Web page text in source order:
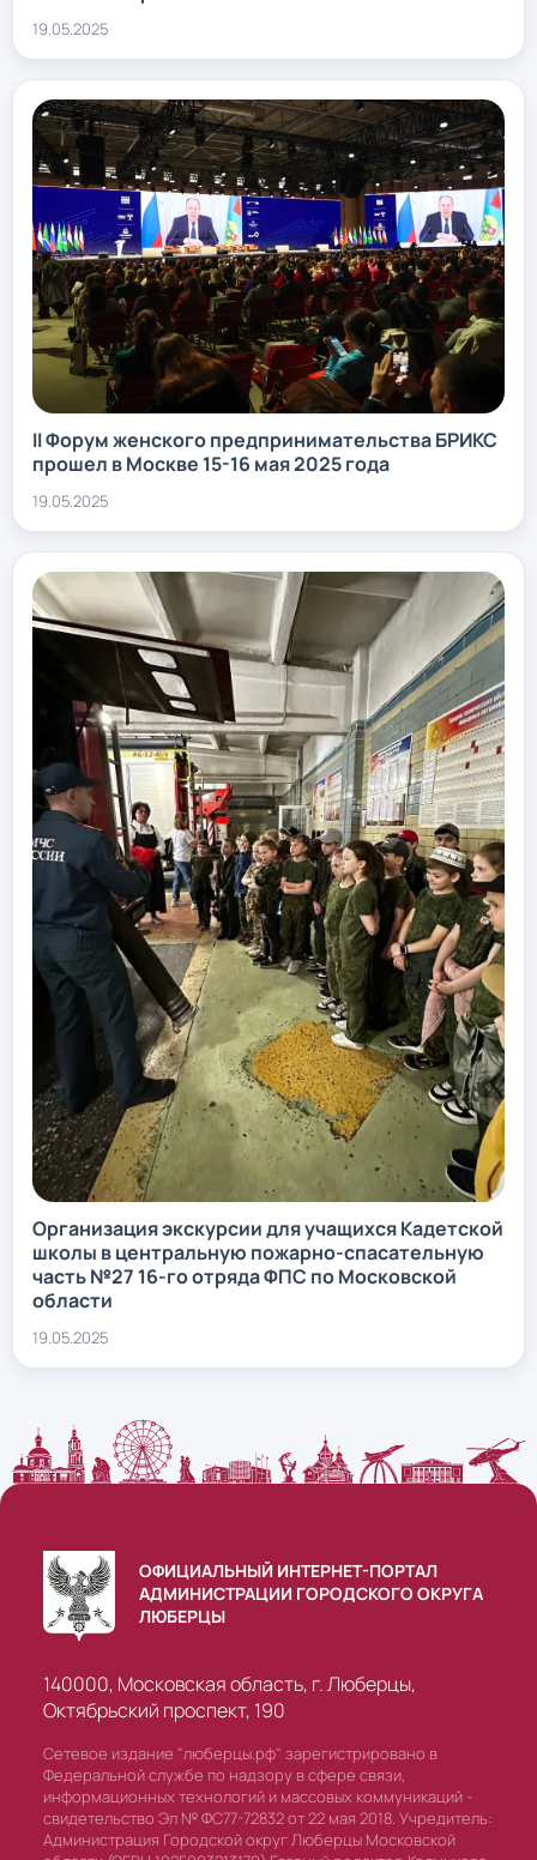
19.05.2025
II Форум женского предпринимательства БРИКС
прошел в Москве 15-16 мая 2025 года
19.05.2025
Организация экскурсии для учащихся Кадетской
школы в центральную пожарно-спасательную
часть №27 16-го отряда ФПС по Московской
области
19.05.2025
ОФИЦИАЛЬНЫЙ ИНТЕРНЕТ-ПОРТАЛ
АДМИНИСТРАЦИИ ГОРОДСКОГО ОКРУГА
ЛЮБЕРЦЫ
140000, Московская область, г. Люберцы,
Октябрьский проспект, 190
Сетевое издание "люберцы.рф" зарегистрировано в
Федеральной службе по надзору в сфере связи,
информационных технологий и массовых коммуникаций -
свидетельство Эл № ФС77-72832 от 22 мая 2018. Учредитель:
Администрация Городской округ Люберцы Московской